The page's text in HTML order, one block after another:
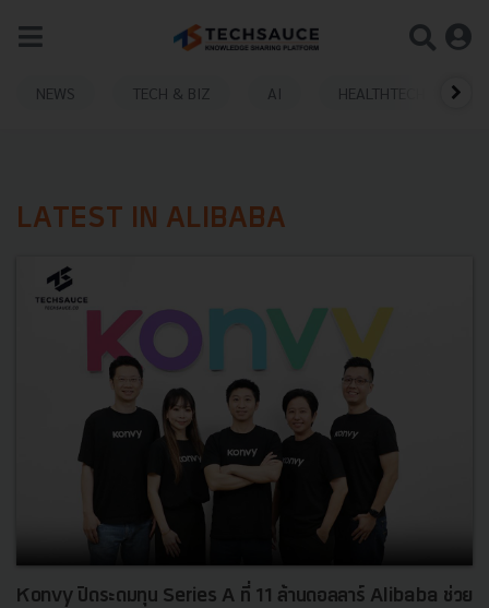
NEWS TECH & BIZ AI HEALTHTECH
LATEST IN ALIBABA
Konvy ปิดระดมทุน Series A ที่ 11 ล้านดอลลาร์ Alibaba ช่วย